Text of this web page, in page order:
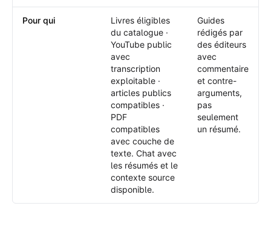
Pour qui
Livres éligibles
du catalogue ·
YouTube public
avec
transcription
exploitable ·
articles publics
compatibles ·
PDF
compatibles
avec couche de
texte. Chat avec
les résumés et le
contexte source
disponible.
Guides
rédigés par
des éditeurs
avec
commentaire
et contre-
arguments,
pas
seulement
un résumé.